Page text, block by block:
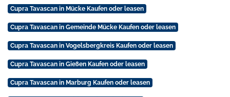
Cupra Tavascan in Mücke Kaufen oder leasen
Cupra Tavascan in Gemeinde Mücke Kaufen oder leasen
Cupra Tavascan in Vogelsbergkreis Kaufen oder leasen
Cupra Tavascan in Gießen Kaufen oder leasen
Cupra Tavascan in Marburg Kaufen oder leasen